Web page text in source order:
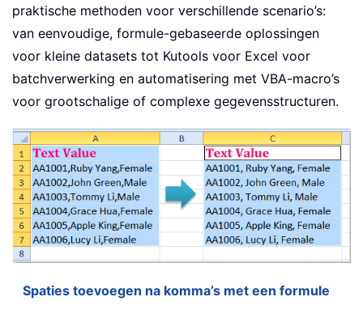
praktische methoden voor verschillende scenario’s:
van eenvoudige, formule-gebaseerde oplossingen
voor kleine datasets tot Kutools voor Excel voor
batchverwerking en automatisering met VBA-macro’s
voor grootschalige of complexe gegevensstructuren.
Spaties toevoegen na komma’s met een formule